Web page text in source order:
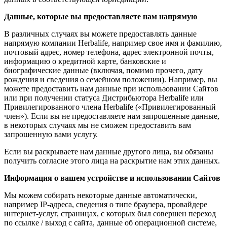
Данные, которые вы предоставляете нам напрямую
В различных случаях вы можете предоставлять данные
напрямую компании Herbalife, например свое имя и фамилию,
почтовый адрес, номер телефона, адрес электронной почты,
информацию о кредитной карте, банковские и
биографические данные (включая, помимо прочего, дату
рождения и сведения о семейном положении). Например, вы
можете предоставить нам данные при использовании Сайтов
или при получении статуса Дистрибьютора Herbalife или
Привилегированного члена Herbalife («Привилегированный
член»). Если вы не предоставляете нам запрошенные данные,
в некоторых случаях мы не сможем предоставить вам
запрошенную вами услугу.
Если вы раскрываете нам данные другого лица, вы обязаны
получить согласие этого лица на раскрытие нам этих данных.
Информация о вашем устройстве и использовании Сайтов
Мы можем собирать некоторые данные автоматически,
например IP-адреса, сведения о типе браузера, провайдере
интернет-услуг, страницах, с которых был совершен переход
по ссылке / выход с сайта, данные об операционной системе,